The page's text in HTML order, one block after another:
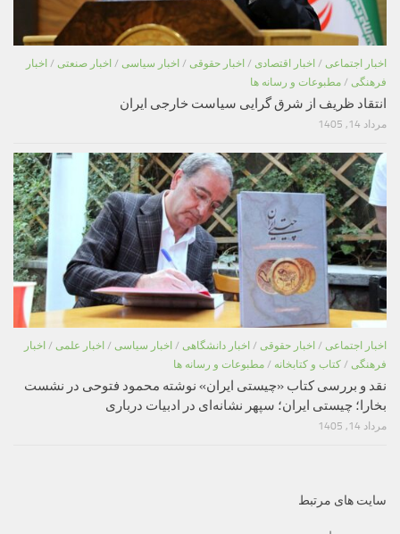
اخبار اجتماعی / اخبار اقتصادی / اخبار حقوقی / اخبار سیاسی / اخبار صنعتی / اخبار
فرهنگی / مطبوعات و رسانه ها
انتقاد ظریف از شرق گرایی سیاست خارجی ایران
مرداد 14, 1405
اخبار اجتماعی / اخبار حقوقی / اخبار دانشگاهی / اخبار سیاسی / اخبار علمی / اخبار
فرهنگی / کتاب و کتابخانه / مطبوعات و رسانه ها
نقد و بررسی کتاب «چیستی ایران» نوشته محمود فتوحی در نشست
بخارا؛ چیستی ایران؛ سپهر نشانه‌ای در ادبیات درباری
مرداد 14, 1405
سایت های مرتبط